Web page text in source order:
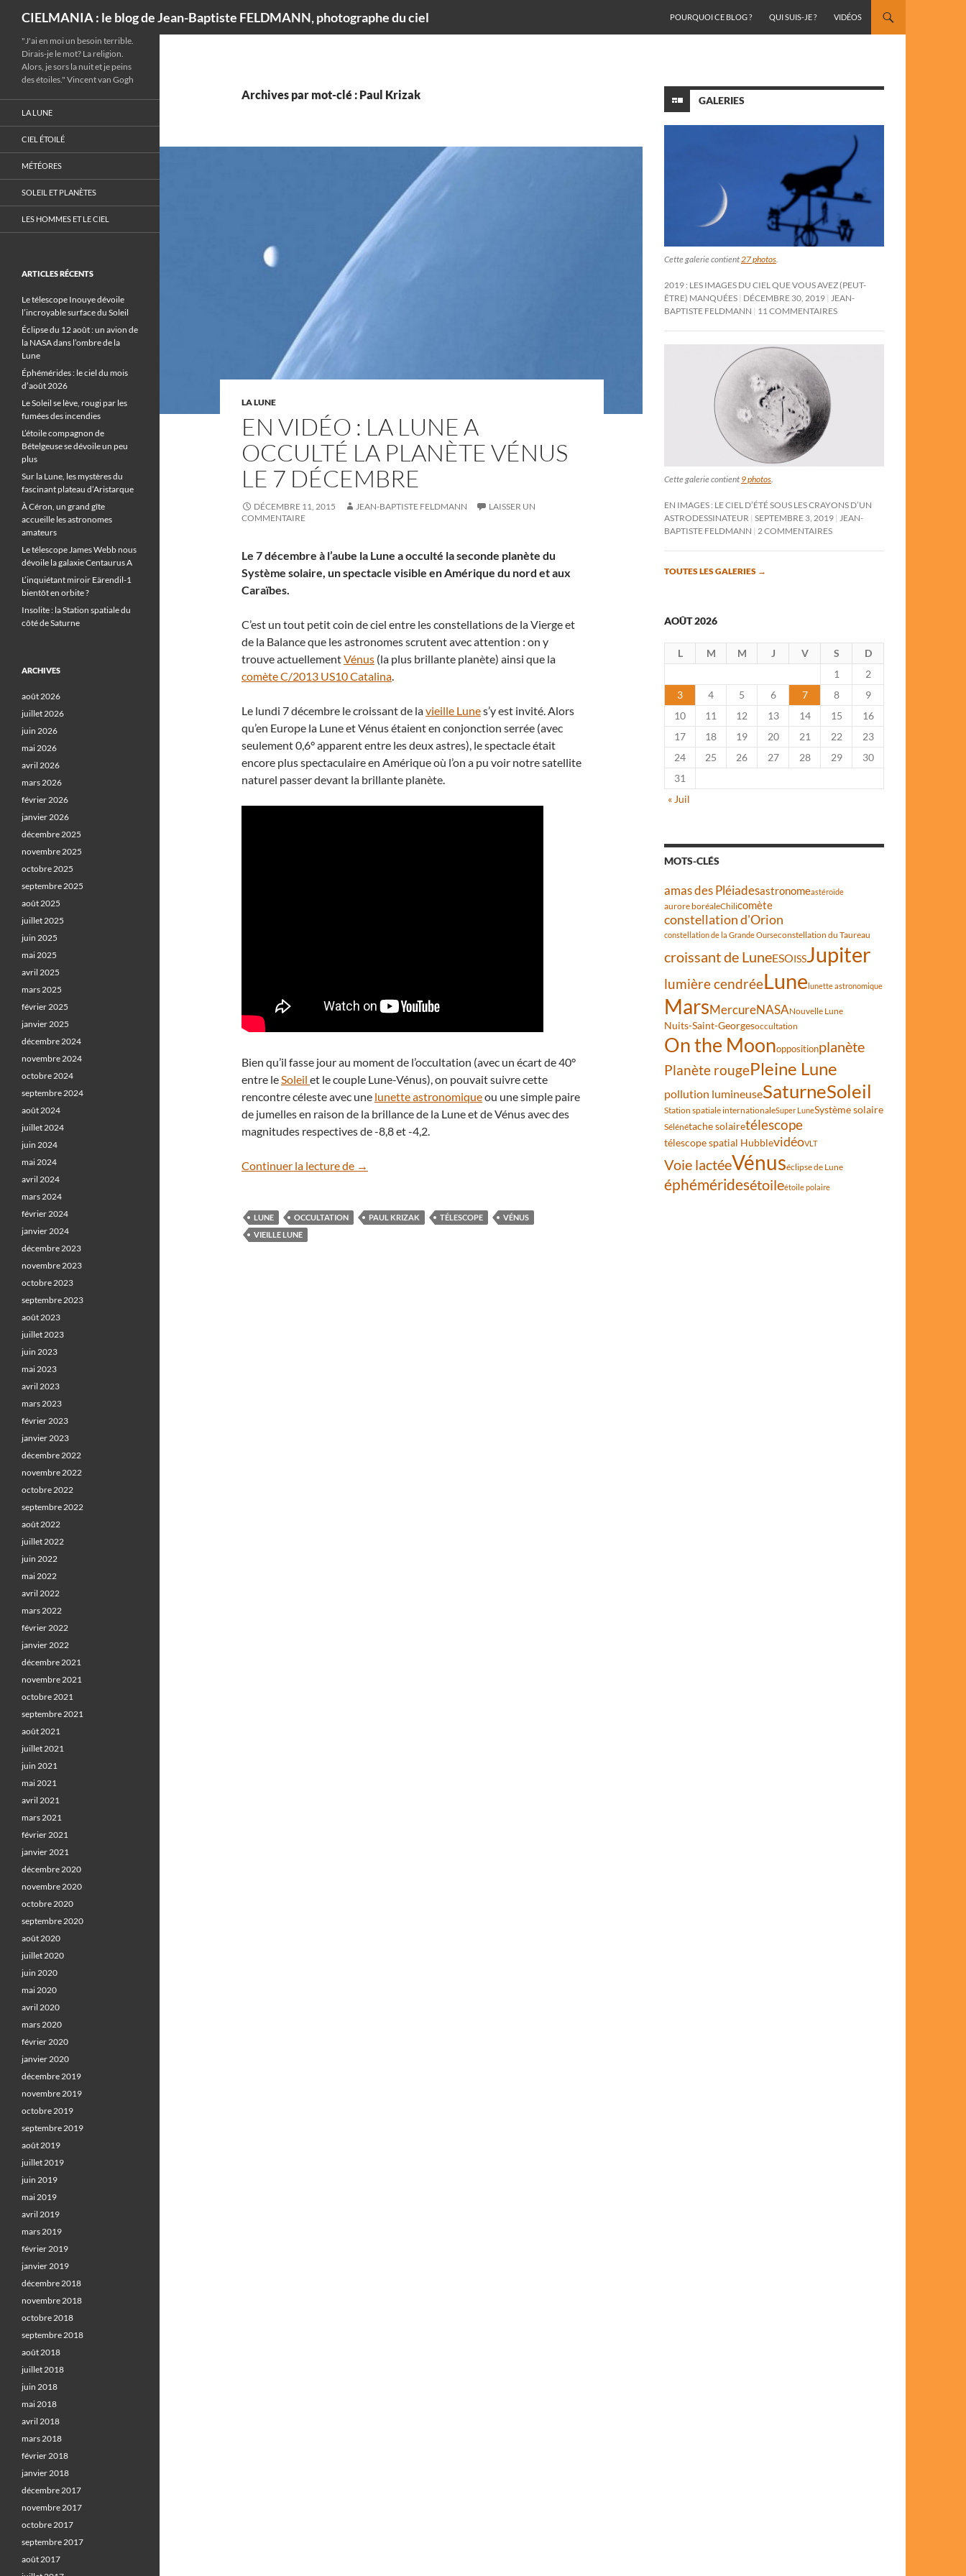
CIELMANIA : le blog de Jean-Baptiste FELDMANN, photographe du ciel
POURQUOI CE BLOG ?
QUI SUIS-JE ? VIDÉOS
Archives par mot-clé : Paul Krizak
LA LUNE
EN VIDÉO : LA LUNE A
OCCULTÉ LA PLANÈTE VÉNUS
LE 7 DÉCEMBRE
DÉCEMBRE 11, 2015 JEAN-BAPTISTE FELDMANN
LAISSER UN
COMMENTAIRE
Le 7 décembre à l’aube la Lune a occulté la seconde planète du
Système solaire, un spectacle visible en Amérique du nord et aux
Caraïbes.
C’est un tout petit coin de ciel entre les constellations de la Vierge et
de la Balance que les astronomes scrutent avec attention : on y
trouve actuellementVénus (la plus brillante planète) ainsi que la
comète C/2013 US10 Catalina.
Le lundi 7 décembre le croissant de lavieille Lunes’y est invité. Alors
qu’en Europe la Lune et Vénus étaient en conjonction serrée (avec
seulement 0,6° apparent entre les deux astres), le spectacle était
encore plus spectaculaire en Amérique où l’on a pu voir notre satellite
naturel passer devant la brillante planète.
Bien qu’il fasse jour au moment de l’occultation (avec un écart de 40°
entre leSoleil et le couple Lune-Vénus), on pouvait suivre cette
rencontre céleste avec une lunette astronomiqueou une simple paire
de jumelles en raison de la brillance de la Lune et de Vénus avec des
magnitudes respectives de -8,8 et -4,2.
Continuer la lecture de En vidéo : la Lune a occulté la planète Vénus le 7 décembre
→
LUNE OCCULTATION PAUL KRIZAK TÉLESCOPE
VÉNUS
VIEILLE LUNE
GALERIES
Cette galerie contient27 photos.
2019 : LES IMAGES DU CIEL QUE VOUS AVEZ (PEUT-
ÊTRE) MANQUÉES DÉCEMBRE 30, 2019 JEAN-
BAPTISTE FELDMANN
11 COMMENTAIRES
Cette galerie contient 9 photos
EN IMAGES : LE CIEL D’ÉTÉ SOUS LES CRAYONS D’UN
ASTRODESSINATEUR SEPTEMBRE 3, 2019
JEAN-
BAPTISTE FELDMANN
2 COMMENTAIRES
TOUTES LES GALERIES →
AOÛT 2026
L M M J V S
D
1
2
3
4 5 6 7 8
9
10
11 12 13 14 15
16
17
18 19 20 21 22
23
24
25 26 27 28 29
30
31
« Juil
MOTS-CLÉS
amas des Pléiadesastronomeastéroïde
aurore boréaleChilicomète
constellation d'Orion
constellation de la Grande Ourseconstellation du Taureau
croissant de LuneESOISSJupiter
lumière cendréeLunelunette astronomique
MarsMercureNASANouvelle Lune
Nuits-Saint-Georgesoccultation
On the Moonoppositionplanète
Planète rougePleine Lune
pollution lumineuseSaturneSoleil
Station spatiale internationaleSuper LuneSystème solaire
Sélénétache solairetélescope
télescope spatial HubblevidéoVLT
Voie lactéeVénuséclipse de Lune
éphéméridesétoileétoile polaire
"J'ai en moi un besoin terrible.
Dirais-je le mot? La religion.
Alors, je sors la nuit et je peins
des étoiles." Vincent van Gogh
LA LUNE
CIEL ÉTOILÉ
MÉTÉORES
SOLEIL ET PLANÈTES
LES HOMMES ET LE CIEL
ARTICLES RÉCENTS
Le télescope Inouye dévoile
l’incroyable surface du Soleil
Éclipse du 12 août : un avion de
la NASA dans l’ombre de la
Lune
Éphémérides : le ciel du mois
d’août 2026
Le Soleil se lève, rougi par les
fumées des incendies
L’étoile compagnon de
Bételgeuse se dévoile un peu
plus
Sur la Lune, les mystères du
fascinant plateau d’Aristarque
À Céron, un grand gîte
accueille les astronomes
amateurs
Le télescope James Webb nous
dévoile la galaxie Centaurus A
L’inquiétant miroir Eärendil-1
bientôt en orbite ?
Insolite : la Station spatiale du
côté de Saturne
ARCHIVES
août 2026
juillet 2026
juin 2026
mai 2026
avril 2026
mars 2026
février 2026
janvier 2026
décembre 2025
novembre 2025
octobre 2025
septembre 2025
août 2025
juillet 2025
juin 2025
mai 2025
avril 2025
mars 2025
février 2025
janvier 2025
décembre 2024
novembre 2024
octobre 2024
septembre 2024
août 2024
juillet 2024
juin 2024
mai 2024
avril 2024
mars 2024
février 2024
janvier 2024
décembre 2023
novembre 2023
octobre 2023
septembre 2023
août 2023
juillet 2023
juin 2023
mai 2023
avril 2023
mars 2023
février 2023
janvier 2023
décembre 2022
novembre 2022
octobre 2022
septembre 2022
août 2022
juillet 2022
juin 2022
mai 2022
avril 2022
mars 2022
février 2022
janvier 2022
décembre 2021
novembre 2021
octobre 2021
septembre 2021
août 2021
juillet 2021
juin 2021
mai 2021
avril 2021
mars 2021
février 2021
janvier 2021
décembre 2020
novembre 2020
octobre 2020
septembre 2020
août 2020
juillet 2020
juin 2020
mai 2020
avril 2020
mars 2020
février 2020
janvier 2020
décembre 2019
novembre 2019
octobre 2019
septembre 2019
août 2019
juillet 2019
juin 2019
mai 2019
avril 2019
mars 2019
février 2019
janvier 2019
décembre 2018
novembre 2018
octobre 2018
septembre 2018
août 2018
juillet 2018
juin 2018
mai 2018
avril 2018
mars 2018
février 2018
janvier 2018
décembre 2017
novembre 2017
octobre 2017
septembre 2017
août 2017